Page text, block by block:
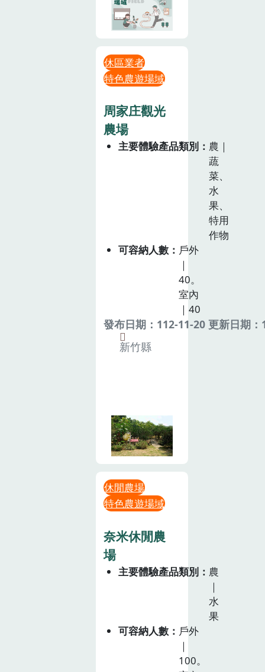
休區業者
特色農遊場域
周家庄觀光
農場
主要體驗產品類別
農｜
蔬
菜、
水
果、
特用
作物
可容納人數
戶外
｜
40。
室內
｜40
發布日期：112-11-20 更新日期
新竹縣
休閒農場
特色農遊場域
奈米休閒農
場
主要體驗產品類別
農
｜
水
果
可容納人數
戶外
｜
100。